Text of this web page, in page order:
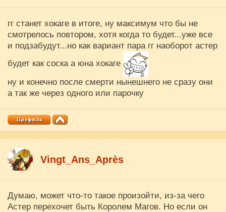
гг станет хокаге в итоге, ну максимум что бы не
смотрелось повтором, хотя когда то будет...уже все
и подзабудут...но как вариант пара гг наоборот астер
будет как соска а юна хокаге
ну и конечно после смерти нынешнего не сразу они
а так же через одного или парочку
Vingt_Ans_Après
Думаю, может что-то такое произойти, из-за чего
Астер перехочет быть Королем Магов. Но если он